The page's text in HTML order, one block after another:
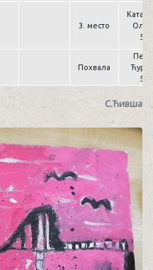
3. место
5/4
Похвала
5/2
С.Ћивша